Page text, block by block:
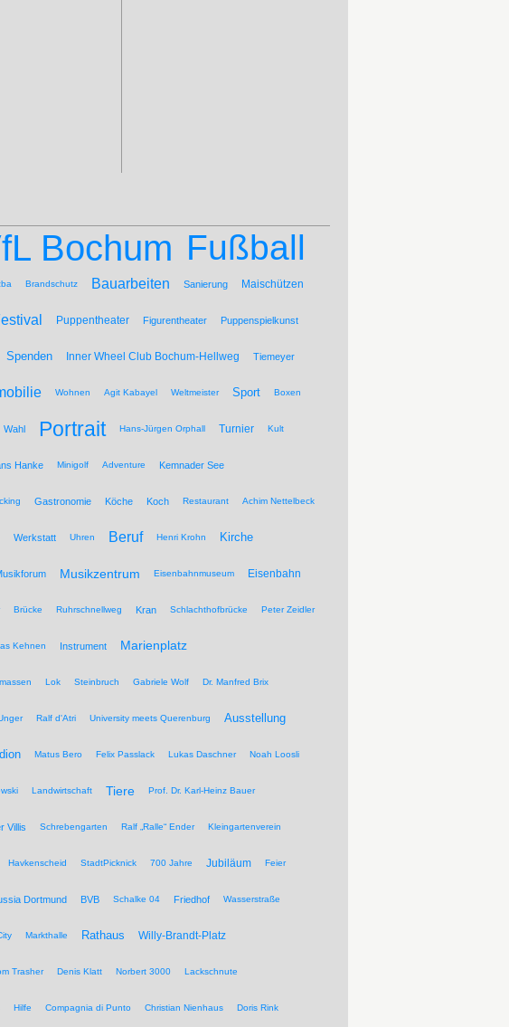
Bochum Fußball
Brandschutz Bauarbeiten Sanierung Maischützen
Puppentheater Figurentheater Puppenspielkunst
Spenden Inner Wheel Club Bochum-Hellweg Tiemeyer
Wohnen Agit Kabayel Weltmeister Sport Boxen
Wahl Portrait Hans-Jürgen Orphall Turnier Kult
Hanke Minigolf Adventure Kemnader See
Gastronomie Köche Koch Restaurant Achim Nettelbeck
Werkstatt Uhren Beruf Henri Krohn Kirche
Musikzentrum Eisenbahnmuseum Eisenbahn
Brücke Ruhrschnellweg Kran Schlachthofbrücke Peter Zeidler
Kehnen Instrument Marienplatz
Lok Steinbruch Gabriele Wolf Dr. Manfred Brix
Ralf d'Atri University meets Querenburg Ausstellung
Matus Bero Felix Passlack Lukas Daschner Noah Loosli
Landwirtschaft Tiere Prof. Dr. Karl-Heinz Bauer
Villis Schrebengarten Ralf „Ralle“ Ender Kleingartenverein
Havkenscheid StadtPicknick 700 Jahre Jubiläum Feier
Dortmund BVB Schalke 04 Friedhof Wasserstraße
Markthalle Rathaus Willy-Brandt-Platz
Trasher Denis Klatt Norbert 3000 Lackschnute
Hilfe Compagnia di Punto Christian Nienhaus Doris Rink